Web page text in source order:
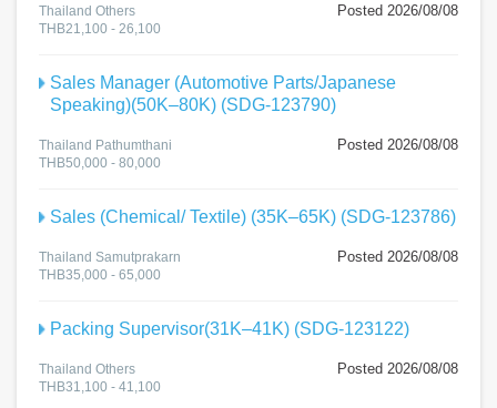
Posted 2026/08/08
Thailand Others
THB21,100 - 26,100
Sales Manager (Automotive Parts/Japanese
Speaking)(50K–80K) (SDG-123790)
Posted 2026/08/08
Thailand Pathumthani
THB50,000 - 80,000
Sales (Chemical/ Textile) (35K–65K) (SDG-123786)
Posted 2026/08/08
Thailand Samutprakarn
THB35,000 - 65,000
Packing Supervisor(31K–41K) (SDG-123122)
Posted 2026/08/08
Thailand Others
THB31,100 - 41,100